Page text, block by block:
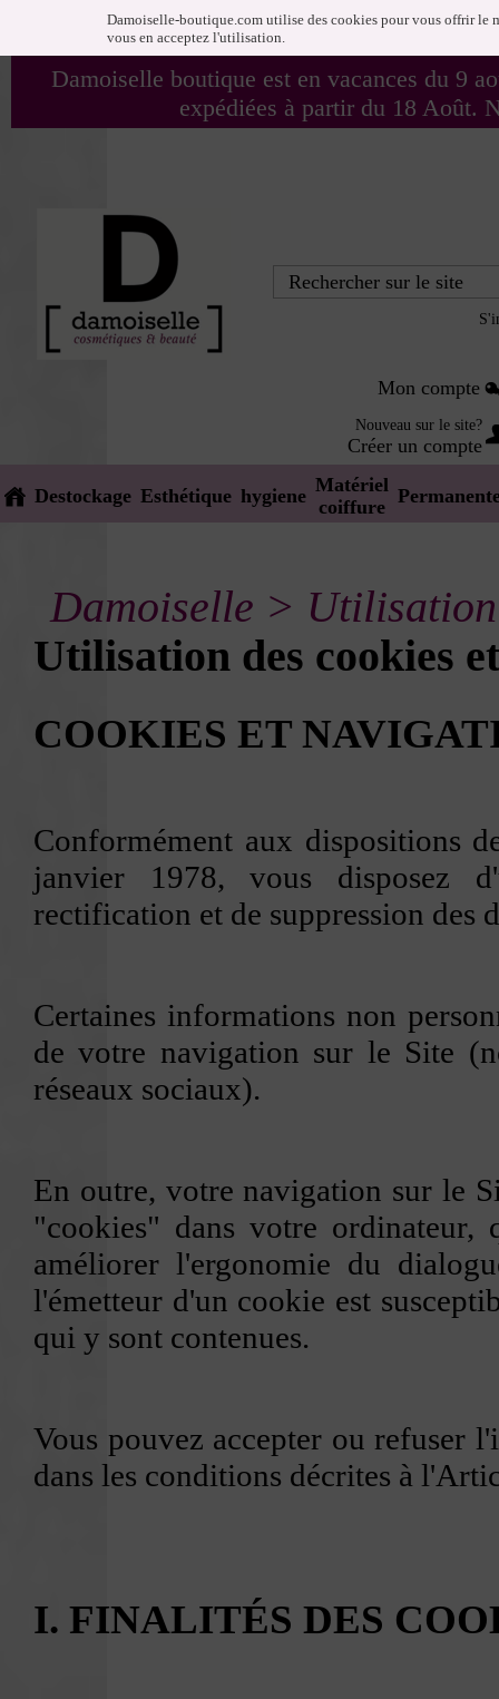
Damoiselle-boutique.com utilise des cookies pour vous offrir le
vous en acceptez l'utilisation.
Damoiselle boutique est en vacances du 9
expédiées à partir du 18 Août.
Mon compte
Nouveau sur le site?
Créer un compte
Destockage Esthétique hygiene Matériel
coiffure
Damoiselle >
Utilisation des cookies
COOKIES ET
Conformément aux dispositions
janvier 1978, vous disposez
rectification et de suppression des
Certaines informations non
de votre navigation sur le Site
réseaux sociaux).
En outre, votre navigation sur le
"cookies" dans votre
améliorer l'ergonomie du
l'émetteur d'un cookie est
qui y sont contenues.
Vous pouvez accepter ou refuser
dans les conditions décrites à
I. FINALITÉS DES